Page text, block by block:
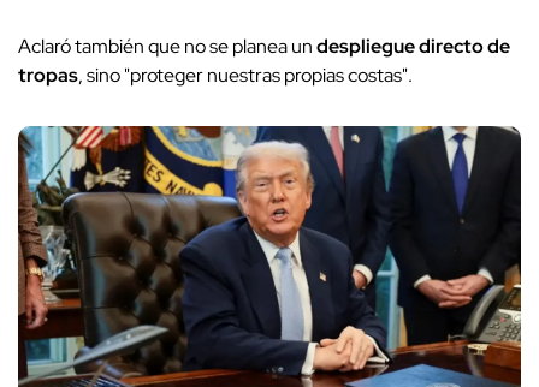
Aclaró también que no se planea undespliegue directo de
tropas, sino "proteger nuestras propias costas".